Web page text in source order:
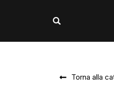
Torna alla